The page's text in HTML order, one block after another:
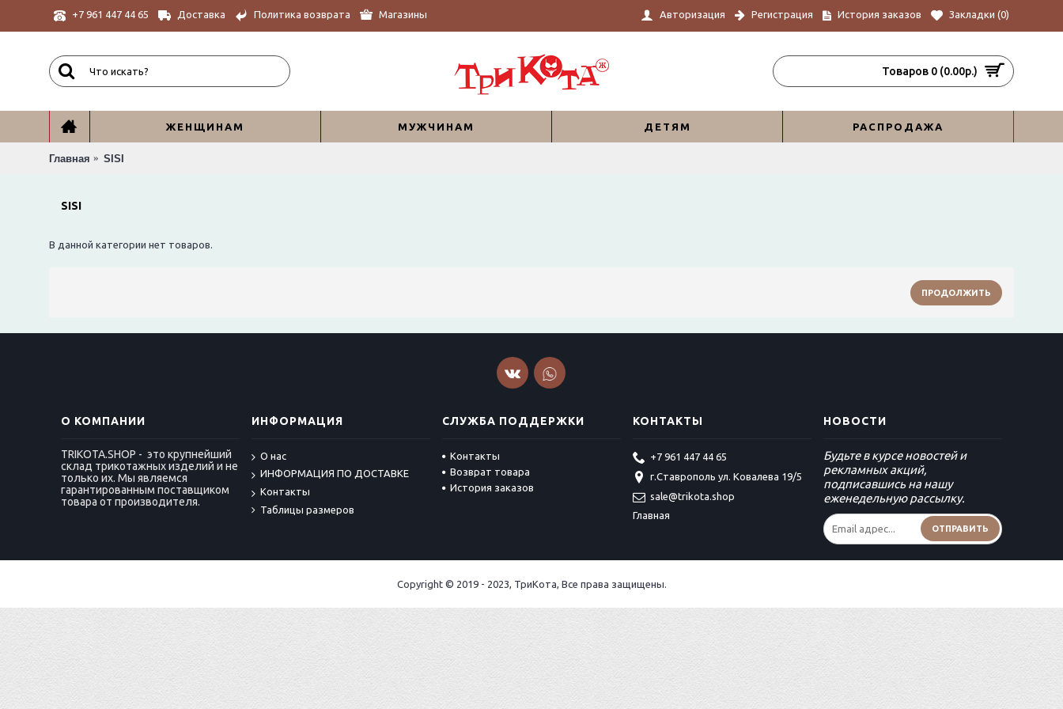
+7 961 447 44 65 Доставка Политика возврата Магазины Авторизация Регистрация История заказов Закладки (0)
Товаров 0 (0.00р.)
ЖЕНЩИНАМ МУЖЧИНАМ ДЕТЯМ РАСПРОДАЖА
Главная SISI
SISI
В данной категории нет товаров.
ПРОДОЛЖИТЬ
О КОМПАНИИ
TRIKOTA.SHOP - это крупнейший
склад трикотажных изделий и не
только их. Мы являемся
гарантированным поставщиком
товара от производителя.
ИНФОРМАЦИЯ
О нас
ИНФОРМАЦИЯ ПО ДОСТАВКЕ
Контакты
Таблицы размеров
СЛУЖБА ПОДДЕРЖКИ
Контакты
Возврат товара
История заказов
КОНТАКТЫ
+7 961 447 44 65
г.Ставрополь ул. Ковалева 19/5
sale@trikota.shop
Главная
НОВОСТИ
Будьте в курсе новостей и
рекламных акций,
подписавшись на нашу
еженедельную рассылку.
ОТПРАВИТЬ
Copyright © 2019 - 2023, ТриКота, Все права защищены.